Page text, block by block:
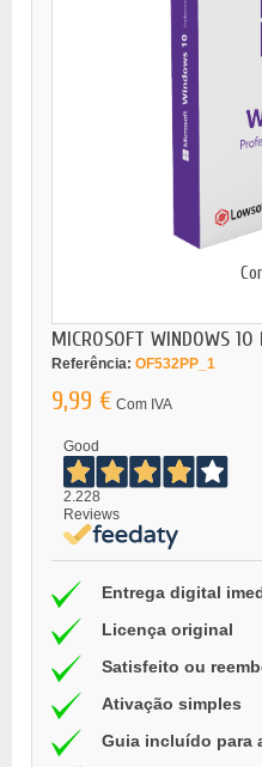
MICROSOFT WINDOWS
Referência: OF532PP_1
9,99 € Com IVA
Good
2.228
Reviews
Entrega digital
Licença original
Satisfeito ou
Ativação simples
Guia incluído para